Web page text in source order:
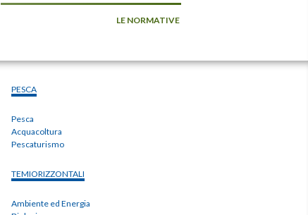
LE NORMATIVE
PESCA
Pesca
Acquacoltura
Pescaturismo
TEMIORIZZONTALI
Ambiente ed Energia